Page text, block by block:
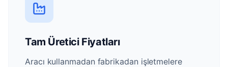
Tam Üretici Fiyatları
Aracı kullanmadan fabrikadan işletmelere